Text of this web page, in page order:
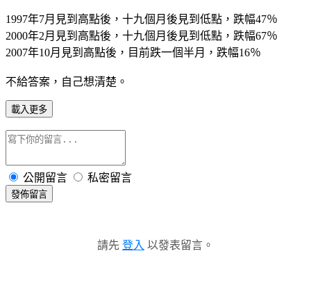
1997年7月見到高點後，十九個月後見到低點，跌幅47％
2000年2月見到高點後，十九個月後見到低點，跌幅67％
2007年10月見到高點後，目前跌一個半月，跌幅16％
不給答案，自己想清楚。
載入更多
公開留言 私密留言
發佈留言
請先 登入 以發表留言。